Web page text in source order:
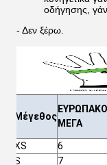
οδήγησης,
- Δεν ξέρω.
Μέγεθος
ΕΥΡΩΠΑΚΟ
ΜΕΓΑ
XS
6
S
7